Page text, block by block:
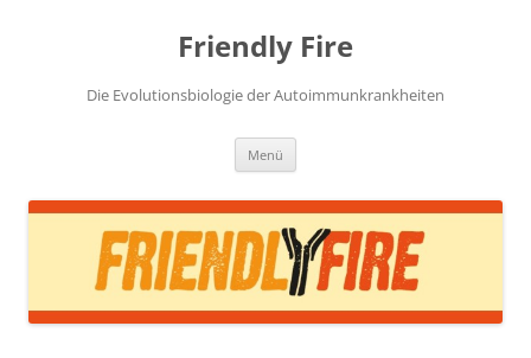
Friendly Fire
Die Evolutionsbiologie der Autoimmunkrankheiten
Menü